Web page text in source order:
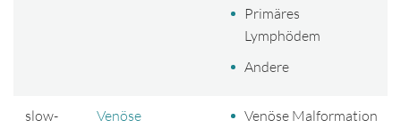
Primäres
Lymphödem
Andere
slow-
Venöse
Venöse Malformation